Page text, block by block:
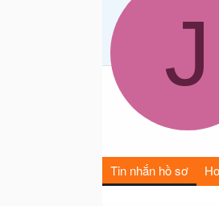
J
Tin nhắn hồ sơ